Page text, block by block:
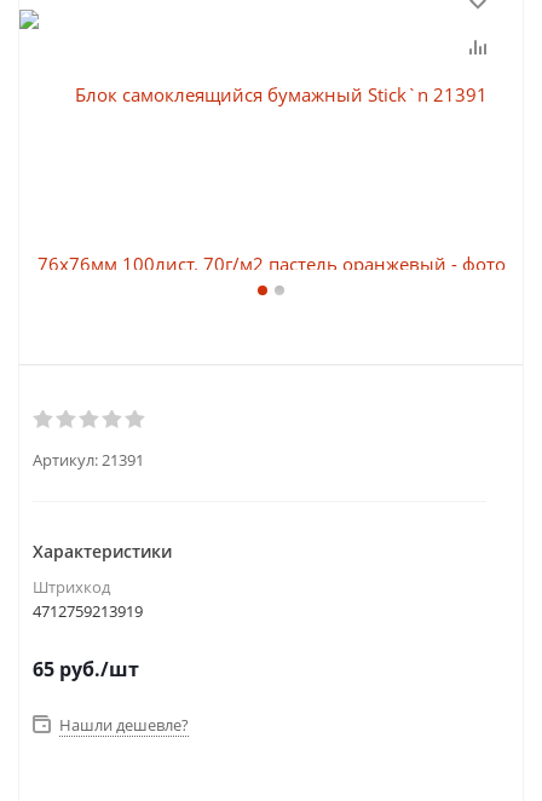
Артикул:21391
Характеристики
Штрихкод
4712759213919
65 руб./шт
Нашли дешевле?